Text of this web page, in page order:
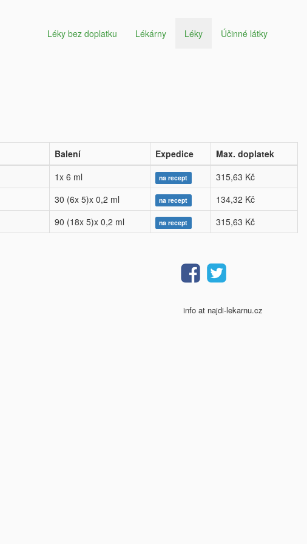
Léky bez doplatku Lékárny Léky Účinné látky
Balení Expedice
Max. doplatek
1x 6 ml na recept
315,63 Kč
30 (6x 5)x 0,2 ml na recept
134,32 Kč
90 (18x 5)x 0,2 ml na recept 315,63 Kč
info at najdi-lekarnu.cz